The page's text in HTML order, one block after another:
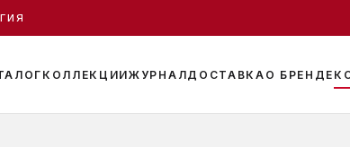
КОЛЛЕКЦИИЖУРНАЛДОСТАВКА О БРЕНДЕ